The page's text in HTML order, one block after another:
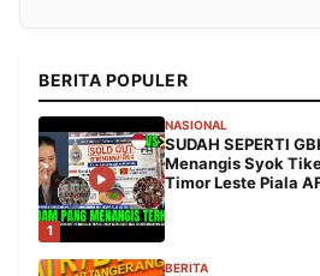
BERITA POPULER
1
NASIONAL
SUDAH SEPERTI
Menangis Syok
Timor Leste Piala
BERITA